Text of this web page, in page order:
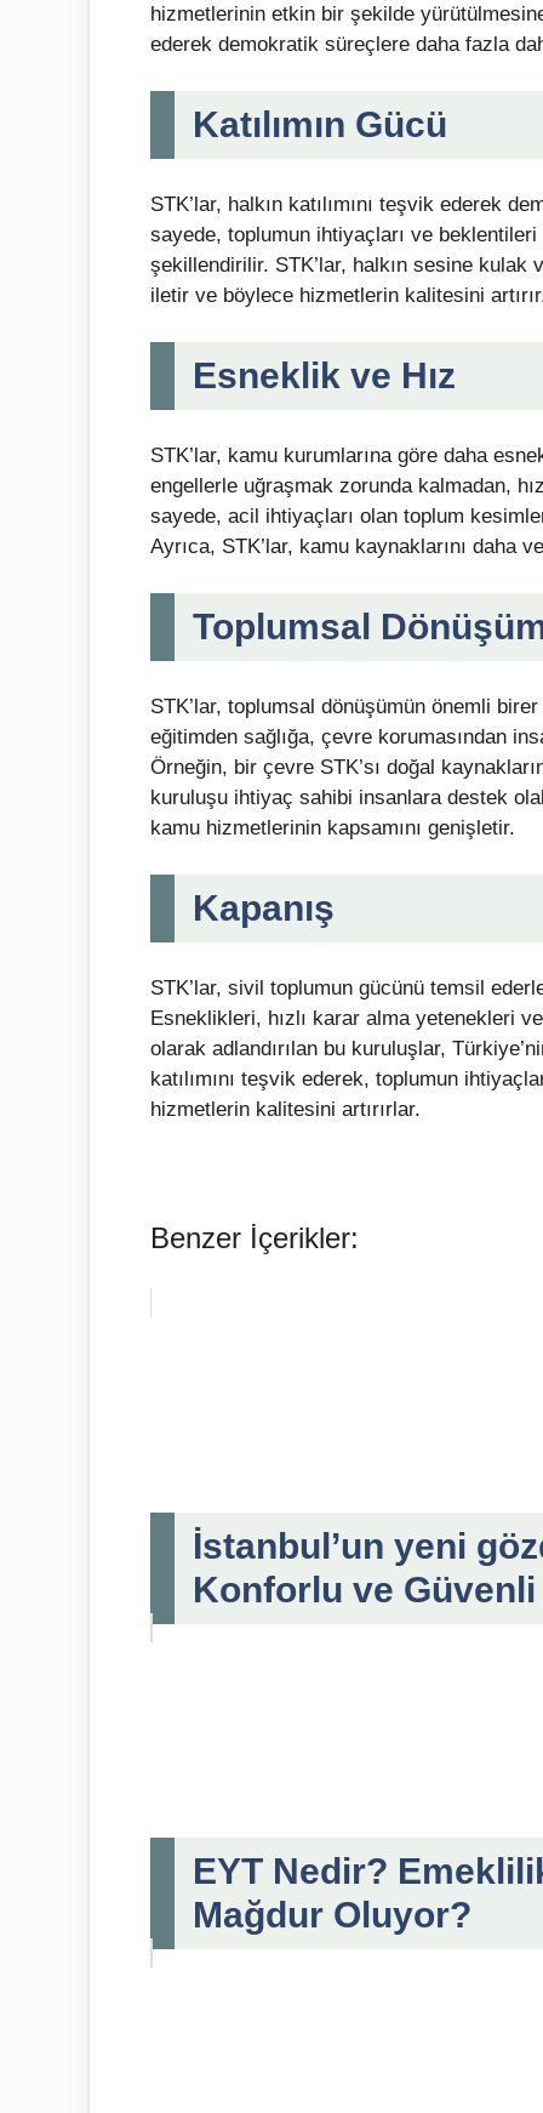
hizmetlerinin etkin bir şekilde
ederek demokratik süreçlere daha fazla
Katılımın Gücü
STK’lar, halkın katılımını teşvik ederek
sayede, toplumun ihtiyaçları ve
şekillendirilir. STK’lar, halkın sesine kulak
iletir ve böylece hizmetlerin kalitesini
Esneklik ve Hız
STK’lar, kamu kurumlarına göre daha
engellerle uğraşmak zorunda kalmadan,
sayede, acil ihtiyaçları olan toplum
Ayrıca, STK’lar, kamu kaynaklarını
Toplumsal
STK’lar, toplumsal dönüşümün önemli
eğitimden sağlığa, çevre korumasından
Örneğin, bir çevre STK’sı doğal
kuruluşu ihtiyaç sahibi insanlara destek
kamu hizmetlerinin kapsamını genişletir.
Kapanış
STK’lar, sivil toplumun gücünü temsil
Esneklikleri, hızlı karar alma yetenekleri
olarak adlandırılan bu kuruluşlar,
katılımını teşvik ederek, toplumun
hizmetlerin kalitesini artırırlar.
Benzer İçerikler:
İstanbul’un yeni
Konforlu ve Güvenli
EYT Nedir?
Mağdur Oluyor?